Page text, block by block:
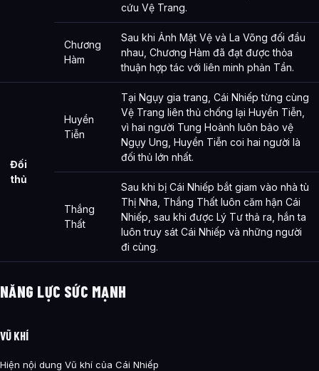
cứu Vệ Trang.
Chương
Hàm
Sau khi Ảnh Mật Vệ và La Võng đối đầu
nhau, Chương Hàm đã đạt được thỏa
thuận hợp tác với liên minh phản Tần.
Đối
thủ
Huyền
Tiễn
Tại Ngụy gia trang, Cái Nhiếp từng cùng
Vệ Trang liên thủ chống lại Huyền Tiễn,
vì hai người Tung Hoành luôn bảo vệ
Ngụy Ung, Huyền Tiễn coi hai người là
đối thủ lớn nhất.
Thắng
Thất
Sau khi bị Cái Nhiếp bắt giam vào nhà tù
Thị Nha, Thắng Thất luôn căm hận Cái
Nhiếp, sau khi được Lý Tư thả ra, hắn ta
luôn truy sát Cái Nhiếp và những người
đi cùng.
NĂNG LỰC SỨC MẠNH
VŨ KHÍ
Hiện nội dung Vũ khí của Cái Nhiếp